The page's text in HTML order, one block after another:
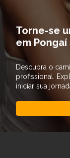
Torne-se
em Pongaí
Descubra o
profissional.
iniciar sua